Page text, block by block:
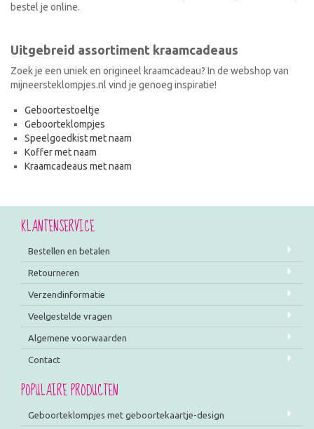
bestel je online.
Uitgebreid assortiment kraamcadeaus
Zoek je een uniek en origineel kraamcadeau? In de webshop van
mijneersteklompjes.nl vind je genoeg inspiratie!
Geboortestoeltje
Geboorteklompjes
Speelgoedkist met naam
Koffer met naam
Kraamcadeaus met naam
KLANTENSERVICE
Bestellen en betalen
Retourneren
Verzendinformatie
Veelgestelde vragen
Algemene voorwaarden
Contact
POPULAIRE PRODUCTEN
Geboorteklompjes met geboortekaartje-design